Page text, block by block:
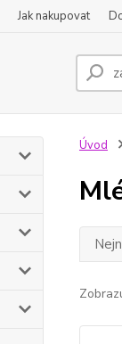
Jak nakupovat
Úvod